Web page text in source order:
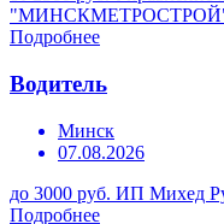
Подробнее
Водитель
Минск
07.08.2026
до 3000 руб. ИП Михед
Подробнее